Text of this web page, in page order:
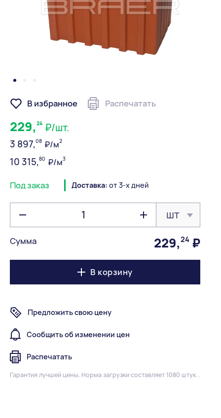
В избранное Распечатать
229, 24 ₽/шт.
3 897,08 ₽/м2
10 315,80 ₽/м3
Под заказ Доставка: от 3-х дней
шт
Сумма 229,24 ₽
В корзину
Предложить свою цену
Сообщить об изменении цен
Распечатать
Гарантия лучшей цены. Норма загрузки составляет 1080 штук. .